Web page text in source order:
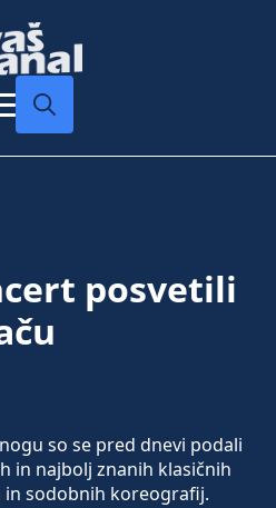
posvetili
so se pred dnevi podali
in najbolj znanih klasičnih
sodobnih koreografij.